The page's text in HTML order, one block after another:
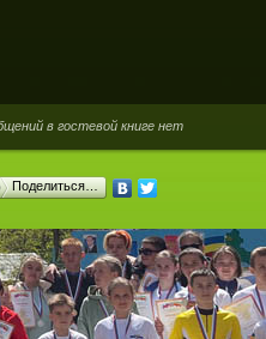
книге нет
Поделиться…